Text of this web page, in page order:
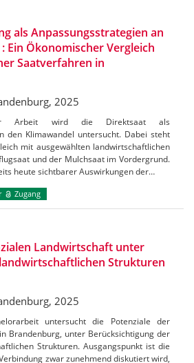
als Anpassungsstrategien an
Ein Ökonomischer Vergleich
Saatverfahren in
2025
Arbeit wird die Direktsaat als
den Klimawandel untersucht. Dabei steht
mit ausgewählten landwirtschaftlichen
und der Mulchsaat im Vordergrund.
heute sichtbarer Auswirkungen der…
Zugang
Landwirtschaft unter
Strukturen
2025
untersucht die Potenziale der
Brandenburg, unter Berücksichtigung der
Strukturen. Ausgangspunkt ist die
zwar zunehmend diskutiert wird,